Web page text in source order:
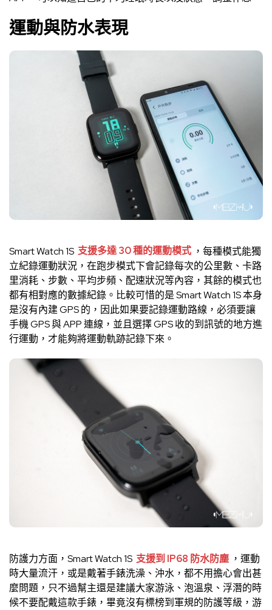
運動與防水表現
Smart Watch 1S 支援多達 30 種的運動模式 ，每種模式能獨
立紀錄運動狀況，在跑步模式下會記錄每次的公里數、卡路
里消耗、步數、平均步頻、配速狀況等內容，其餘的模式也
都有相對應的數據紀錄。比較可惜的是 Smart Watch 1S 本身
是沒有內建 GPS 的，因此如果要記錄運動路線，必須要讓
手機 GPS 與 APP 連線，並且選擇 GPS 收的到訊號的地方進
行運動，才能夠將運動軌跡記錄下來。
防護力方面，Smart Watch 1S 支援到 IP68 防水防塵 ，運動
時大量流汗，或是戴著手錶洗澡、沖水，都不用擔心會出甚
麼問題，只不過幫主還是建議大家游泳、泡溫泉、浮潛的時
候不要配戴這款手錶，畢竟沒有標榜到軍規的防護等級，游